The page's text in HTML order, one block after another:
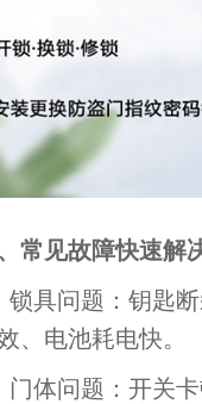
常见故障快速解
问题：钥匙断
、电池耗电快。
问题：开关卡